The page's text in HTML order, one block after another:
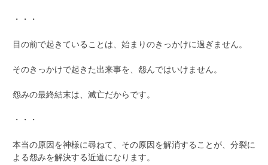
・・・
目の前で起きていることは、始まりのきっかけに過ぎません。
そのきっかけで起きた出来事を、怨んではいけません。
怨みの最終結末は、滅亡だからです。
・・・
本当の原因を神様に尋ねて、その原因を解消することが、分裂に
よる怨みを解決する近道になります。